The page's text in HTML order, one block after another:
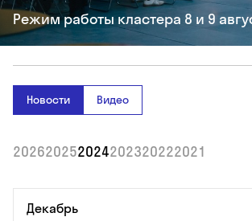
Режим работы кластера 8 и 9
Новости Видео
202620252024202320222021
Декабрь